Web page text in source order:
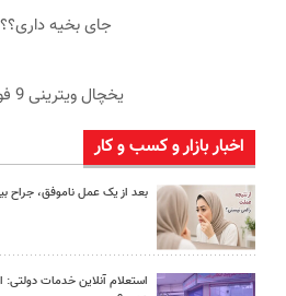
یخچال ویترینی 9 فوت ایستکول (جدید)
اخبار بازار و کسب و کار
بعد از یک عمل ناموفق، جراح
استعلام آنلاین خدمات دولتی: